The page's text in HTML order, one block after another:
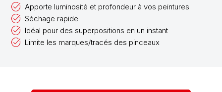
Apporte luminosité et profondeur à vos peintures
Séchage rapide
Idéal pour des superpositions en un instant
Limite les marques/tracés des pinceaux